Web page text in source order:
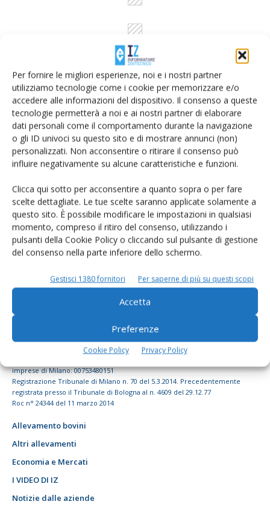
Per fornire le migliori esperienze, noi e i nostri partner
utilizziamo tecnologie come i cookie per memorizzare e/o
accedere alle informazioni del dispositivo. Il consenso a queste
tecnologie permetterà a noi e ai nostri partner di elaborare
dati personali come il comportamento durante la navigazione
o gli ID univoci su questo sito e di mostrare annunci (non)
personalizzati. Non acconsentire o ritirare il consenso può
influire negativamente su alcune caratteristiche e funzioni.
Clicca qui sotto per acconsentire a quanto sopra o per fare
scelte dettagliate. Le tue scelte saranno applicate solamente a
questo sito. È possibile modificare le impostazioni in qualsiasi
momento, compreso il ritiro del consenso, utilizzando i
pulsanti della Cookie Policy o cliccando sul pulsante di gestione
del consenso nella parte inferiore dello schermo.
Gestisci 1380 fornitori Per saperne di più su questi scopi
Accetta
Preferenze
Cookie Policy Privacy Policy
Rimani aggiornato sul mondo
dell’agricoltura
Iscriviti alle nostre newsletter
© Tecniche Nuove Spa. Tutti i diritti riservati. Sede legale Via Eritrea 21 -
imprese di Milano: 00753480151
Registrazione Tribunale di Milano n. 70 del 5.3.2014. Precedentemente
registrata presso il Tribunale di Bologna al n. 4609 del 29.12.77
Roc n° 24344 del 11 marzo 2014
Allevamento bovini
Altri allevamenti
Economia e Mercati
I VIDEO DI IZ
Notizie dalle aziende